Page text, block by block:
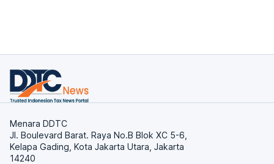
Menara DDTC
Jl. Boulevard Barat. Raya No.B Blok XC 5-6,
Kelapa Gading, Kota Jakarta Utara, Jakarta
14240